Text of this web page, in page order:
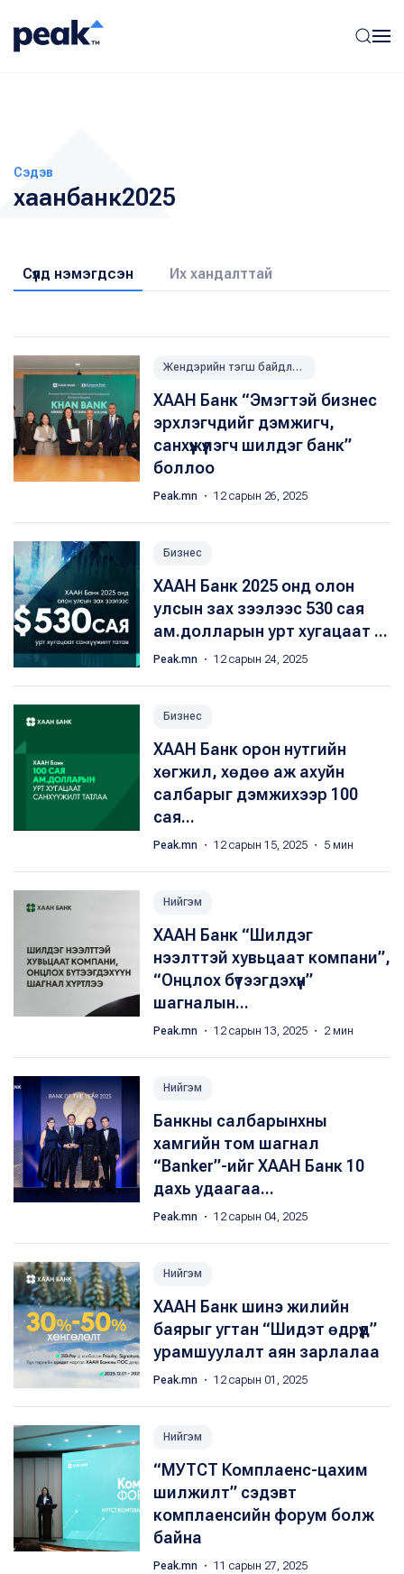
Сэдэв
хаанбанк2025
Сүүлд нэмэгдсэн Их хандалттай
Жендэрийн тэгш байдлыг хангах
ХААН Банк “Эмэгтэй бизнес
эрхлэгчдийг дэмжигч,
санхүүжүүлэгч шилдэг банк”
боллоо
Peak.mn ・ 12 сарын 26, 2025
Бизнес
ХААН Банк 2025 онд олон
улсын зах зээлээс 530 сая
ам.долларын урт хугацаат ...
Peak.mn ・ 12 сарын 24, 2025
Бизнес
ХААН Банк орон нутгийн
хөгжил, хөдөө аж ахуйн
салбарыг дэмжихээр 100
сая...
Peak.mn ・ 12 сарын 15, 2025 ・ 5 мин
Нийгэм
ХААН Банк “Шилдэг
нээлттэй хувьцаат компани”,
“Онцлох бүтээгдэхүүн”
шагналын...
Peak.mn ・ 12 сарын 13, 2025 ・ 2 мин
Нийгэм
Банкны салбарынхны
хамгийн том шагнал
“Banker”-ийг ХААН Банк 10
дахь удаагаа...
Peak.mn ・ 12 сарын 04, 2025
Нийгэм
ХААН Банк шинэ жилийн
баярыг угтан “Шидэт өдрүүд”
урамшуулалт аян зарлалаа
Peak.mn ・ 12 сарын 01, 2025
Нийгэм
“МУТСТ Комплаенс-цахим
шилжилт” сэдэвт
комплаенсийн форум болж
байна
Peak.mn ・ 11 сарын 27, 2025